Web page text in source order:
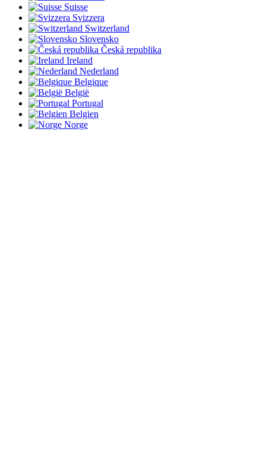
Suisse
Svizzera
Switzerland
Slovensko
Česká republika
Ireland
Nederland
Belgique
België
Portugal
Belgien
Norge